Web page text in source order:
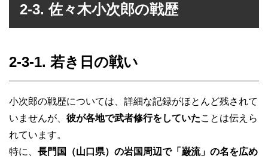
2-3. 佐々木小次郎の戦歴
2-3-1. 若き日の戦い
小次郎の戦歴については、詳細な記録がほとんど残されて
いませんが、 彼が各地で武者修行をしていたことは伝えら
れています。
特に、 長門国（山口県）の岩国周辺で「巌流」の名を広め